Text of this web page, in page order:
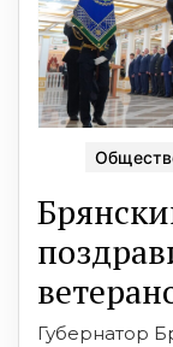
Губернатор